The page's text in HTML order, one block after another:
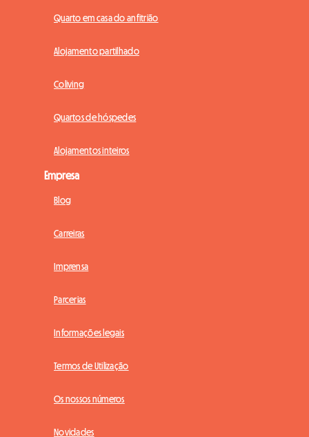
Quarto em casa do anfitrião
Alojamento partilhado
Coliving
Quartos de hóspedes
Alojamentos inteiros
Empresa
Blog
Carreiras
Imprensa
Parcerias
Informações legais
Termos de Utilização
Os nossos números
Novidades